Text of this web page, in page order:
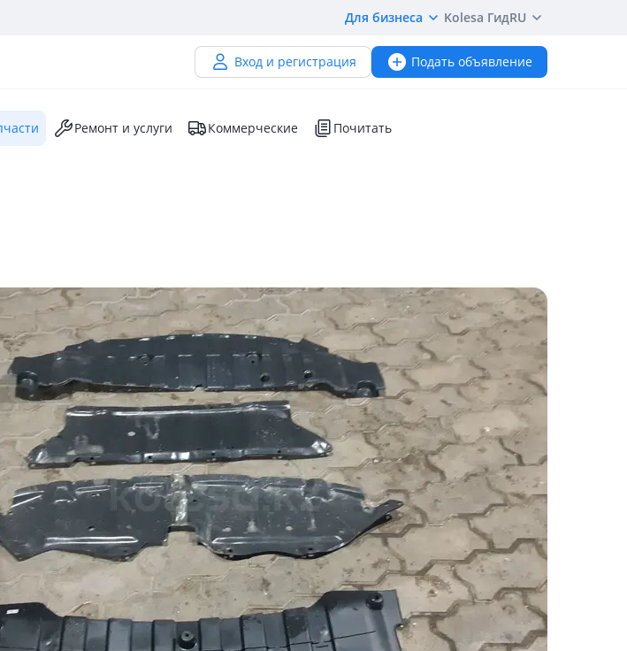
Для бизнеса Kolesa ГидRU
Вход и регистрация Подать объявление
Ремонт и услуги Коммерческие Почитать